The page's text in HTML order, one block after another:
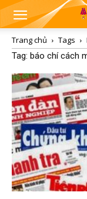
Trang chủ Tags
Tag: báo chí cách